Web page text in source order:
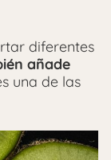
diferentes
añade
una de las